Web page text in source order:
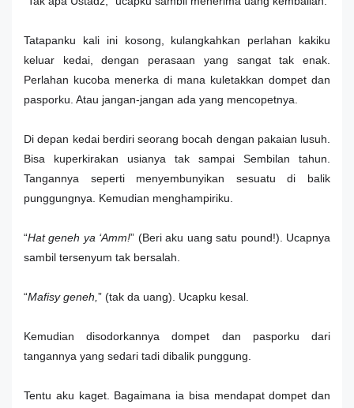
Tatapanku kali ini kosong, kulangkahkan perlahan kakiku
keluar kedai, dengan perasaan yang sangat tak enak.
Perlahan kucoba menerka di mana kuletakkan dompet dan
pasporku. Atau jangan-jangan ada yang mencopetnya.
Di depan kedai berdiri seorang bocah dengan pakaian lusuh.
Bisa kuperkirakan usianya tak sampai Sembilan tahun.
Tangannya seperti menyembunyikan sesuatu di balik
punggungnya. Kemudian menghampiriku.
“Hat geneh ya ‘Amm!” (Beri aku uang satu pound!). Ucapnya
sambil tersenyum tak bersalah.
“Mafisy geneh, ” (tak da uang). Ucapku kesal.
Kemudian disodorkannya dompet dan pasporku dari
tangannya yang sedari tadi dibalik punggung.
Tentu aku kaget. Bagaimana ia bisa mendapat dompet dan